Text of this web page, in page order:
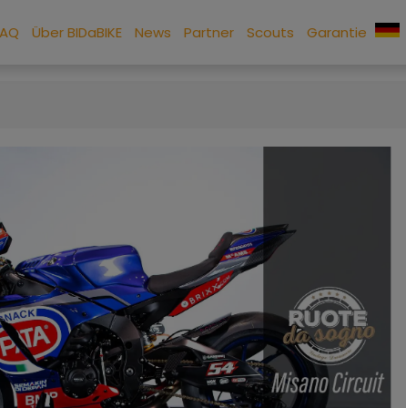
Über BIDaBIKE News Partner Scouts Garantie